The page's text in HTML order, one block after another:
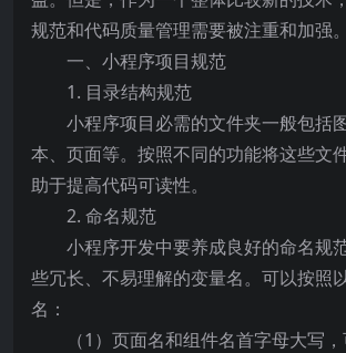
规范和代码质量管理需要被注重和加强。
一、小程序项目规范
1. 目录结构规范
小程序项目必需的文件夹一般包括
本、页面等。按照不同的功能将这些文
助于提高代码可读性。
2. 命名规范
小程序开发中要养成良好的命名规
些冗长、不易理解的变量名。可以按照
名：
（1）页面名和组件名首字母大写